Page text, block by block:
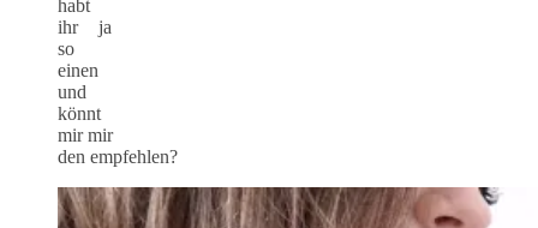
habt
ihr ja
so
einen
und
könnt
mir mir
den empfehlen?